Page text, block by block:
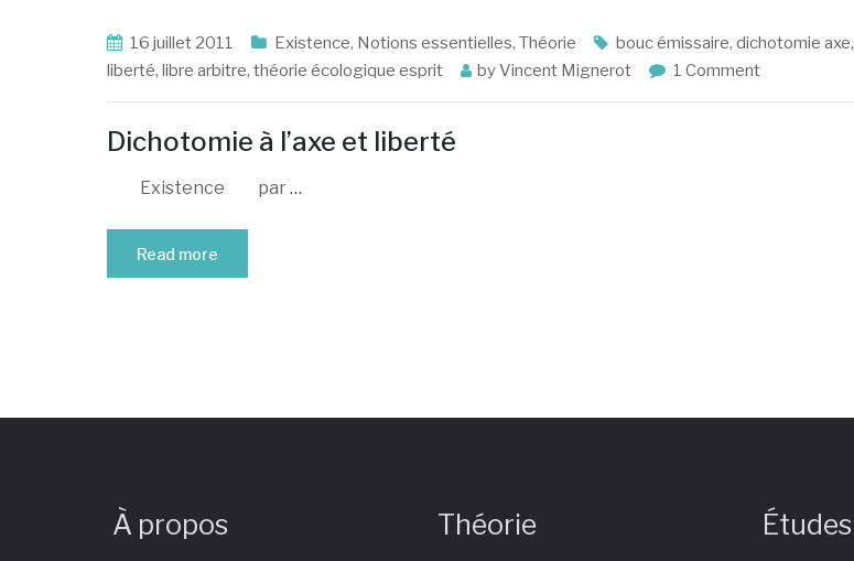
16 juillet 2011 Existence, Notions essentielles, Théorie bouc émissaire, dichotomie axe,
liberté, libre arbitre, théorie écologique esprit byVincent Mignerot 1 Comment
Dichotomie à l’axe et liberté
Existence par…
Read more
À propos Théorie Études